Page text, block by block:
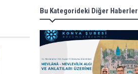
Bu Kategorideki Diğer Haberler